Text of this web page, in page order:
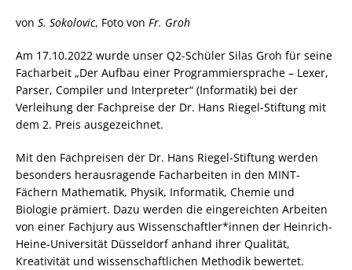
von S. Sokolovic, Foto von Fr. Groh
Am 17.10.2022 wurde unser Q2-Schüler Silas Groh für seine
Facharbeit „Der Aufbau einer Programmiersprache – Lexer,
Parser, Compiler und Interpreter“ (Informatik) bei der
Verleihung der Fachpreise der Dr. Hans Riegel-Stiftung mit
dem 2. Preis ausgezeichnet.
Mit den Fachpreisen der Dr. Hans Riegel-Stiftung werden
besonders herausragende Facharbeiten in den MINT-
Fächern Mathematik, Physik, Informatik, Chemie und
Biologie prämiert. Dazu werden die eingereichten Arbeiten
von einer Fachjury aus Wissenschaftler*innen der Heinrich-
Heine-Universität Düsseldorf anhand ihrer Qualität,
Kreativität und wissenschaftlichen Methodik bewertet.